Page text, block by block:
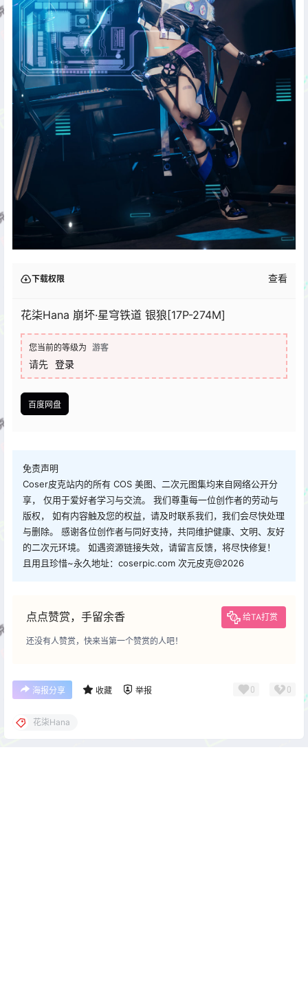
下载权限 查看
花柒Hana 崩坏·星穹铁道 银狼[17P-274M]
您当前的等级为 游客
请先 登录
百度网盘
免责声明
Coser皮克站内的所有 COS 美图、二次元图集均来自网络公开分
享， 仅用于爱好者学习与交流。 我们尊重每一位创作者的劳动与
版权， 如有内容触及您的权益，请及时联系我们，我们会尽快处理
与删除。 感谢各位创作者与同好支持，共同维护健康、文明、友好
的二次元环境。 如遇资源链接失效，请留言反馈，将尽快修复！
且用且珍惜~永久地址：coserpic.com 次元皮克@2026
点点赞赏，手留余香 给TA打赏
还没有人赞赏，快来当第一个赞赏的人吧！
海报分享 收藏 举报 0 0
花柒Hana